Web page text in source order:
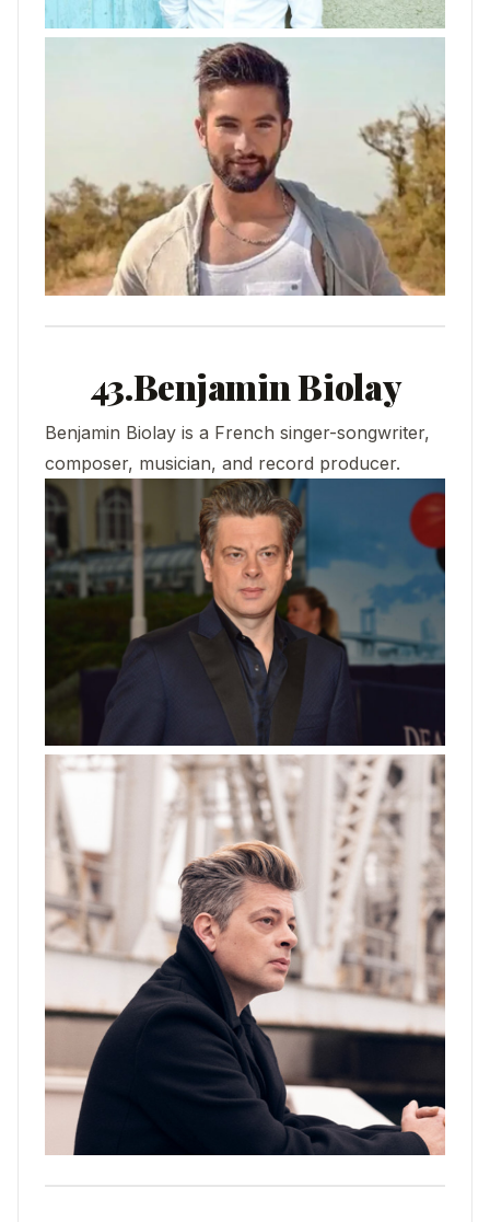
43.Benjamin Biolay
Benjamin Biolay is a French singer-songwriter,
composer, musician, and record producer.